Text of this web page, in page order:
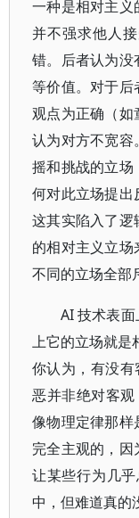
一种是相对主义
并不强求他人
错。后者认为没
等价值。对于后
观点为正确（
认为对方不宽容
摇和挑战的立
何对此立场提出
这其实陷入了
的相对主义立
不同的立场全部
AI 技术表
上它的立场就是
你认为，有没有
恶并非绝对客
像物理定律那样
完全主观的，因
让某些行为几
中，但难道真的